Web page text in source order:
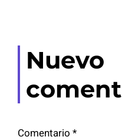
Nuevo
Comentario *